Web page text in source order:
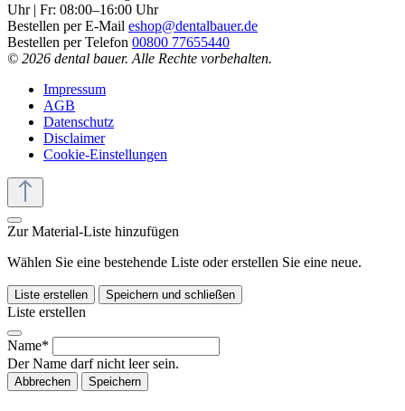
Uhr | Fr: 08:00–16:00 Uhr
Bestellen per E-Mail eshop@dentalbauer.de
Bestellen per Telefon 00800 77655440
© 2026 dental bauer. Alle Rechte vorbehalten.
Impressum
AGB
Datenschutz
Disclaimer
Cookie-Einstellungen
Zur Material-Liste hinzufügen
Wählen Sie eine bestehende Liste oder erstellen Sie eine neue.
Liste erstellen Speichern und schließen
Liste erstellen
Name*
Der Name darf nicht leer sein.
Abbrechen Speichern